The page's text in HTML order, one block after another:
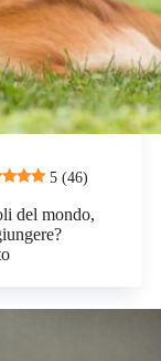
5 (46)
del mondo,